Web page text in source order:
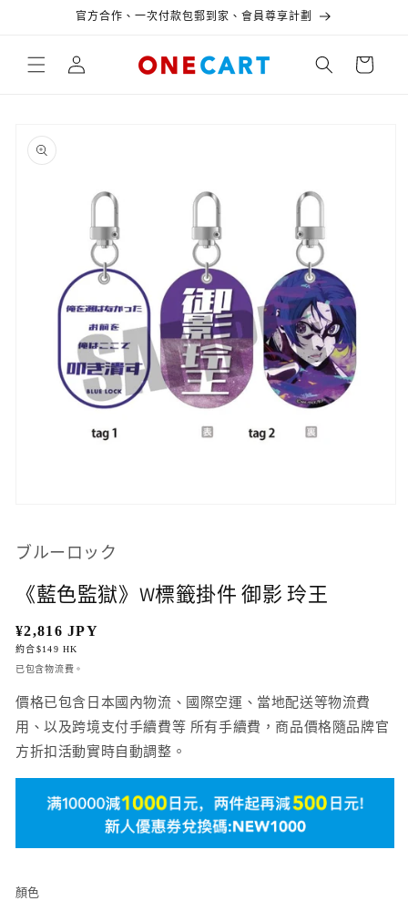
官方合作、一次付款包郵到家、會員尊享計劃
登
入
物
品資訊
動
中
啟
多
媒
檔
案
1
ブルーロック
《藍色監獄》W標籤掛件 御影 玲王
定
價
¥2,816 JPY
約合$149 HK
已包含物流費。
價格已包含日本國內物流、國際空運、當地配送等物流費
用、以及跨境支付手續費等 所有手續費，商品價格隨品牌官
方折扣活動實時自動調整。
顏色